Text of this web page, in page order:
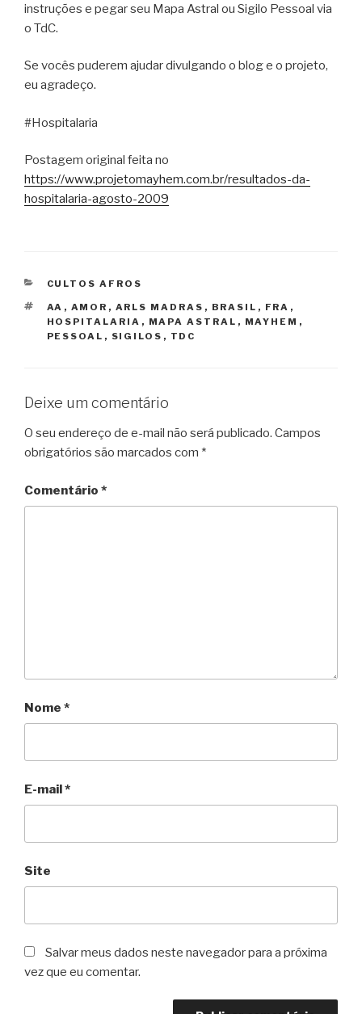
instruções e pegar seu Mapa Astral ou Sigilo Pessoal via
o TdC.
Se vocês puderem ajudar divulgando o blog e o projeto,
eu agradeço.
#Hospitalaria
Postagem original feita no
https://www.projetomayhem.com.br/resultados-da-
hospitalaria-agosto-2009
CATEGORIAS
CULTOS AFROS
TAGS
AA , AMOR , ARLS MADRAS , BRASIL , FRA ,
HOSPITALARIA , MAPA ASTRAL , MAYHEM ,
PESSOAL , SIGILOS , TDC
Deixe um comentário
O seu endereço de e-mail não será publicado. Campos
obrigatórios são marcados com *
Comentário *
Nome *
E-mail*
Site
Salvar meus dados neste navegador para a próxima
vez que eu comentar.